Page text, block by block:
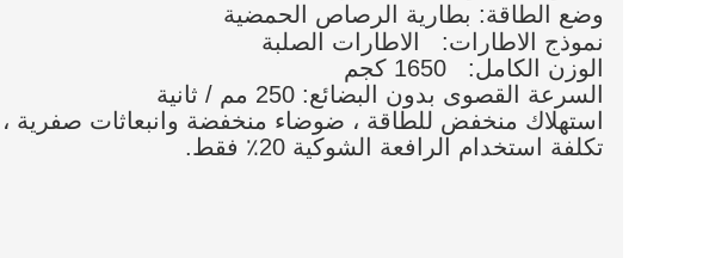
وضع الطاقة: بطارية الرصاص الحمضية
نموذج الاطارات: الاطارات الصلبة
الوزن الكامل: 1650 كجم
السرعة القصوى بدون البضائع: 250 مم / ثانية
استهلاك منخفض للطاقة ، ضوضاء منخفضة وانبعاثات صفرية ،
تكلفة استخدام الرافعة الشوكية 20٪ فقط.